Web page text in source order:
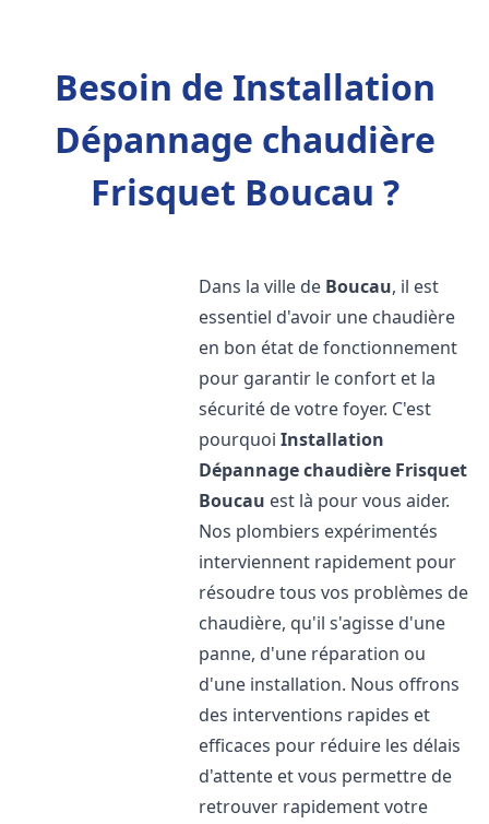
Besoin de Installation
Dépannage chaudière
Frisquet Boucau ?
Dans la ville de Boucau, il est
essentiel d'avoir une chaudière
en bon état de fonctionnement
pour garantir le confort et la
sécurité de votre foyer. C'est
pourquoiInstallation
Dépannage chaudière Frisquet
Boucau est là pour vous aider.
Nos plombiers expérimentés
interviennent rapidement pour
résoudre tous vos problèmes de
chaudière, qu'il s'agisse d'une
panne, d'une réparation ou
d'une installation. Nous offrons
des interventions rapides et
efficaces pour réduire les délais
d'attente et vous permettre de
retrouver rapidement votre